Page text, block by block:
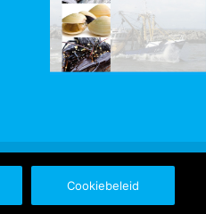
Cookiebeleid